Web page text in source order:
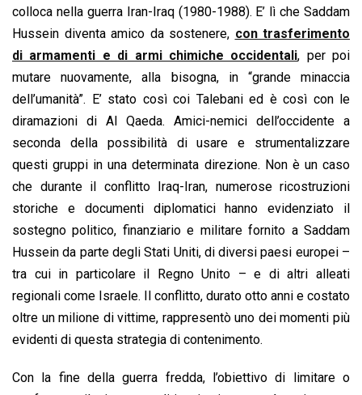
colloca nella guerra Iran-Iraq (1980-1988). E’ lì che Saddam
Hussein diventa amico da sostenere, con trasferimento
di armamenti e di armi chimiche occidentali, per poi
mutare nuovamente, alla bisogna, in “grande minaccia
dell’umanità”. E’ stato così coi Talebani ed è così con le
diramazioni di Al Qaeda. Amici-nemici dell’occidente a
seconda della possibilità di usare e strumentalizzare
questi gruppi in una determinata direzione. Non è un caso
che durante il conflitto Iraq-Iran, numerose ricostruzioni
storiche e documenti diplomatici hanno evidenziato il
sostegno politico, finanziario e militare fornito a Saddam
Hussein da parte degli Stati Uniti, di diversi paesi europei –
tra cui in particolare il Regno Unito – e di altri alleati
regionali come Israele. Il conflitto, durato otto anni e costato
oltre un milione di vittime, rappresentò uno dei momenti più
evidenti di questa strategia di contenimento.
Con la fine della guerra fredda, l’obiettivo di limitare o